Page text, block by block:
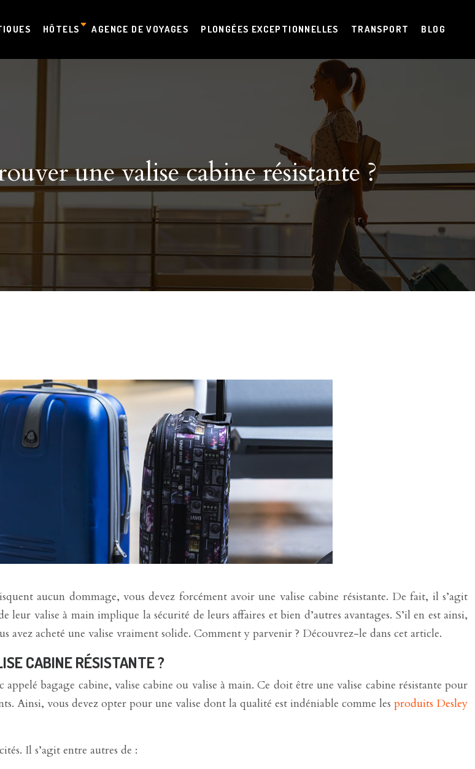
HÔTELS AGENCE DE VOYAGES PLONGÉES EXCEPTIONNELLES TRANSPORT BLOG
une valise cabine résistante ?
aucun dommage, vous devez forcément avoir une valise cabine résistante. De fait, il s’agit
valise à main implique la sécurité de leurs affaires et bien d’autres avantages. S’il en est ainsi,
acheté une valise vraiment solide. Comment y parvenir ? Découvrez-le dans cet article.
CABINE RÉSISTANTE ?
bagage cabine, valise cabine ou valise à main. Ce doit être une valise cabine résistante pour
Ainsi, vous devez opter pour une valise dont la qualité est indéniable comme les produits Desley
Il s’agit entre autres de :